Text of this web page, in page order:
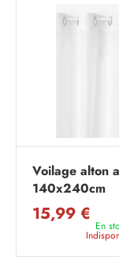
Voilage alton
140x240cm
15,99 €
En